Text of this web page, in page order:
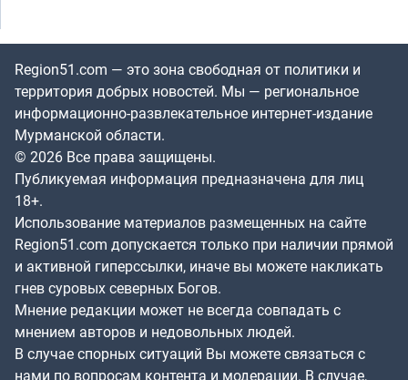
Region51.com — это зона свободная от политики и
территория добрых новостей. Мы — региональное
информационно-развлекательное интернет-издание
Мурманской области.
© 2026 Все права защищены.
Публикуемая информация предназначена для лиц
18+.
Использование материалов размещенных на сайте
Region51.com допускается только при наличии прямой
и активной гиперссылки, иначе вы можете накликать
гнев суровых северных Богов.
Мнение редакции может не всегда совпадать с
мнением авторов и недовольных людей.
В случае спорных ситуаций Вы можете связаться с
нами по вопросам контента и модерации. В случае,